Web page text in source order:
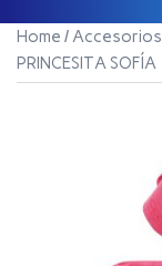
Home /Accesorios
PRINCESITA SOFÍA